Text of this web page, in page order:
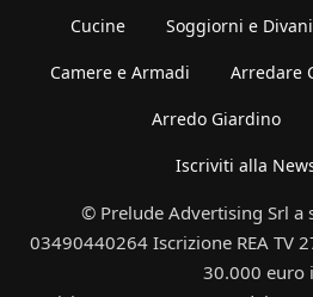
Cucine Soggiorni e Divani
Camere e Armadi Arredare
Arredo Giardino
Iscriviti alla
© Prelude Advertising Srl a
03490440264 Iscrizione REA TV
30.000 euro